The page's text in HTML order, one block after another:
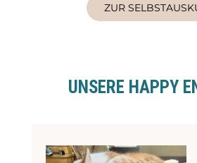
ZUR
UNSERE HAPPY